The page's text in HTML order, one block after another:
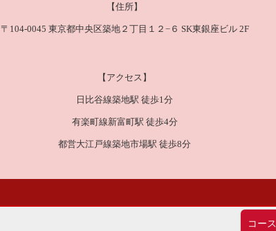
コース
【住所】
〒104-0045 東京都中央区築地２丁目１２−６ SK東銀座ビル 2F
【アクセス】
日比谷線築地駅 徒歩1分
有楽町線新富町駅 徒歩4分
都営大江戸線築地市場駅 徒歩8分